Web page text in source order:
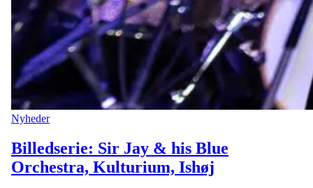
Nyheder
Billedserie: Sir Jay & his Blue
Orchestra, Kulturium, Ishøj